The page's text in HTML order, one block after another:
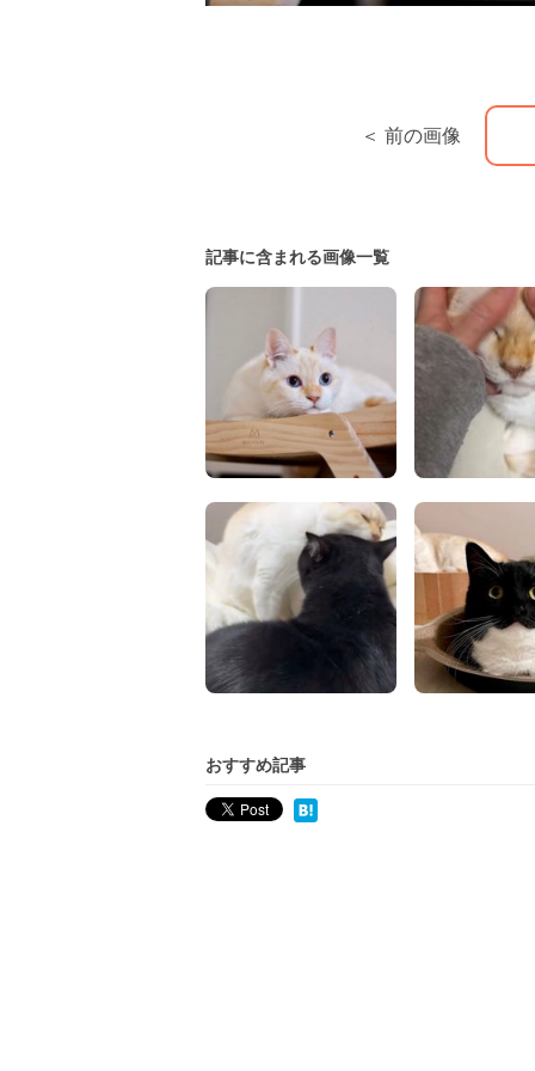
＜ 前の画像
記事に含まれる画像一覧
おすすめ記事